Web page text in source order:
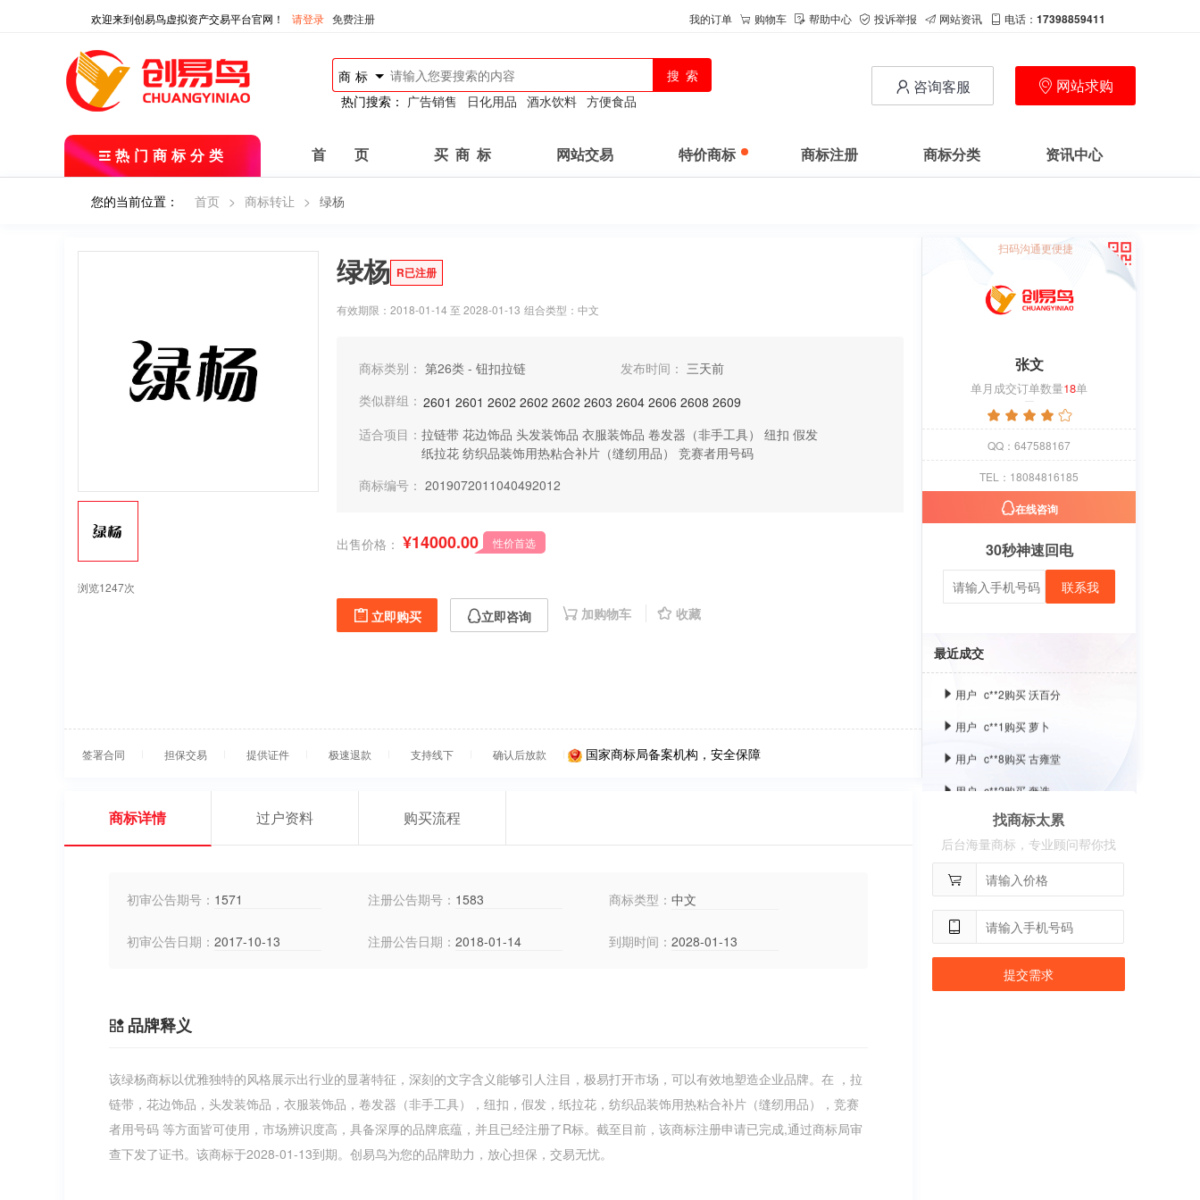
欢迎来到创易鸟虚拟资产交易平台官网！ 请登录 免费注册 我的订单 购物车 帮助中心 投诉举报 网站资讯 电话： 17398859411
商标
热门搜索： 广告销售 日化用品 酒水饮料 方便食品
咨询客服 网站求购
热门商标分类 首 页 买 商 标 网站交易 特价商标 商标注册 商标分类 资讯中心
您的当前位置： 首页 > 商标转让 > 绿杨
浏览1247次
绿杨 R已注册
有效期限：2018-01-14 至 2028-01-13 组合类型：中文
商标类别： 第26类 - 钮扣拉链 发布时间： 三天前
类似群组： 2601 2601 2602 2602 2602 2603 2604 2606 2608 2609
适合项目： 拉链带 花边饰品 头发装饰品 衣服装饰品 卷发器（非手工具） 纽扣 假发
纸拉花 纺织品装饰用热粘合补片（缝纫用品）
竞赛者用号码
商标编号： 2019072011040492012
出售价格： ¥14000.00 性价首选
立即购买 立即咨询 加购物车 收藏
签署合同 担保交易 提供证件 极速退款 支持线下 确认后放款 国家商标局备案机构，安全保障
扫码沟通更便捷
张文
单月成交订单数量18单
QQ：647588167
TEL：18084816185
在线咨询
30秒神速回电
联系我
最近成交
c**1购买 萝卜
c**8购买 古雍堂
用户 c**1购买 萝卜
用户 购买 古雍堂
用户 购买 奢选
用户 购买 荣智捷
用户 c**8购买 古雍堂
用户 c**2购买 奢选
用户 c**8购买 荣智捷
商标详情 过户资料 购买流程
初审公告期号： 1571 注册公告期号： 1583 商标类型： 中文
初审公告日期： 2017-10-13 注册公告日期： 2018-01-14 到期时间： 2028-01-13
品牌释义
该绿杨商标以优雅独特的风格展示出行业的显著特征，深刻的文字含义能够引人注目，极易打开市场，可以有效地塑造企业品牌。在 ，拉
链带，花边饰品，头发装饰品，衣服装饰品，卷发器（非手工具），纽扣，假发，纸拉花，纺织品装饰用热粘合补片（缝纫用品），竞赛
者用号码 等方面皆可使用，市场辨识度高，具备深厚的品牌底蕴，并且已经注册了R标。截至目前，该商标注册申请已完成,通过商标局审
查下发了证书。该商标于2028-01-13到期。创易鸟为您的品牌助力，放心担保，交易无忧。
找商标太累
后台海量商标，专业顾问帮你找
提交需求